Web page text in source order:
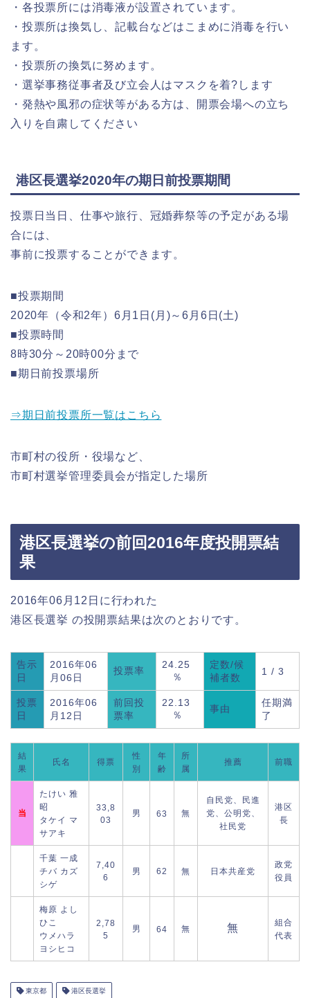
・各投票所には消毒液が設置されています。
・投票所は換気し、記載台などはこまめに消毒を行い
ます。
・投票所の換気に努めます。
・選挙事務従事者及び立会人はマスクを着?します
・発熱や風邪の症状等がある方は、開票会場への立ち
入りを自粛してください
港区長選挙2020年の期日前投票期間
投票日当日、仕事や旅行、冠婚葬祭等の予定がある場
合には、
事前に投票することができます。
■投票期間
2020年（令和2年）6月1日(月)～6月6日(土)
■投票時間
8時30分～20時00分まで
■期日前投票場所
⇒期日前投票所一覧はこちら
市町村の役所・役場など、
市町村選挙管理委員会が指定した場所
港区長選挙の前回2016年度投開票結
果
2016年06月12日に行われた
港区長選挙 の投開票結果は次のとおりです。
告示
日
2016年06
月06日
投票率
24.25
％
定数/候
補者数
1 / 3
投票
日
2016年06
月12日
前回投
票率
22.13
％
事由
任期満
了
結
果
氏名 得票
性
別
年
齢
所
属
推薦 前職
当
たけい 雅
昭
タケイ マ
サアキ
33,8
03
男 63 無
自民党、民進
党、公明党、
社民党
港区
長
千葉 一成
チバ カズ
シゲ
7,40
6
男 62 無 日本共産党
政党
役員
梅原 よし
ひこ
ウメハラ
ヨシヒコ
2,78
5
男 64 無 無
組合
代表
東京都 港区長選挙